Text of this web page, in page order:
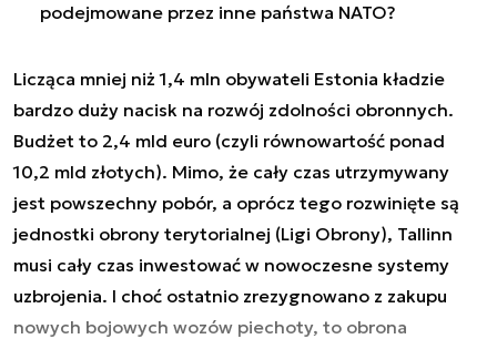
podejmowane przez inne państwa NATO?
Licząca mniej niż 1,4 mln obywateli Estonia kładzie
bardzo duży nacisk na rozwój zdolności obronnych.
Budżet to 2,4 mld euro (czyli równowartość ponad
10,2 mld złotych). Mimo, że cały czas utrzymywany
jest powszechny pobór, a oprócz tego rozwinięte są
jednostki obrony terytorialnej (Ligi Obrony), Tallinn
musi cały czas inwestować w nowoczesne systemy
uzbrojenia. I choć ostatnio zrezygnowano z zakupu
nowych bojowych wozów piechoty, to obrona